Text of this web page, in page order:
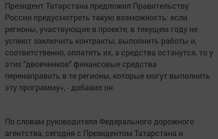
Президент Татарстана предложил Правительству
России предусмотреть такую возможность: если
регионы, участвующие в проекте, в текущем году не
успеют заключить контракты, выполнить работы и,
соответственно, оплатить их, а средства останутся, то у
этих "двоечников" финансовые средства
перенаправить в те регионы, которые могут выполнить
эту программу», - добавил он.
По словам руководителя Федерального дорожного
агентства, сегодня с Президентом Татарстана и